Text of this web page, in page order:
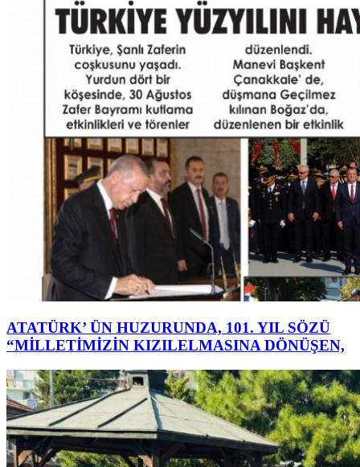
ATATÜRK’ ÜN HUZURUNDA, 101. YIL SÖZÜ
“MİLLETİMİZİN KIZILELMASINA DÖNÜŞEN,